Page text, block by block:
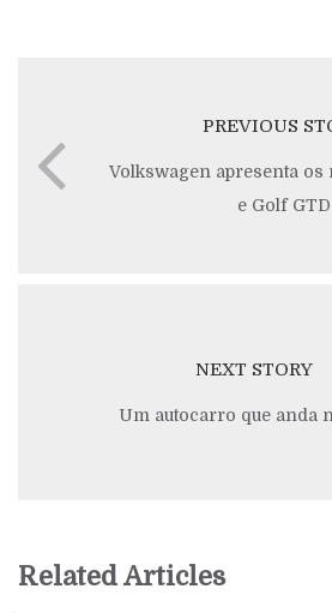
PREVIOUS
Volkswagen apresenta os
e Golf GTD
NEXT STORY
Um autocarro que anda
Related Articles